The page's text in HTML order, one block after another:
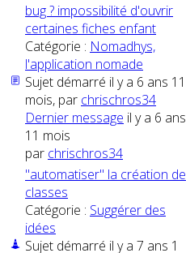
bug ? impossibilité d'ouvrir
certaines fiches enfant
Catégorie : Nomadhys,
l'application nomade
Sujet démarré il y a 6 ans 11
mois, par chrischros34
Dernier message il y a 6 ans
11 mois
par chrischros34
"automatiser" la création de
classes
Catégorie : Suggérer des
idées
Sujet démarré il y a 7 ans 1